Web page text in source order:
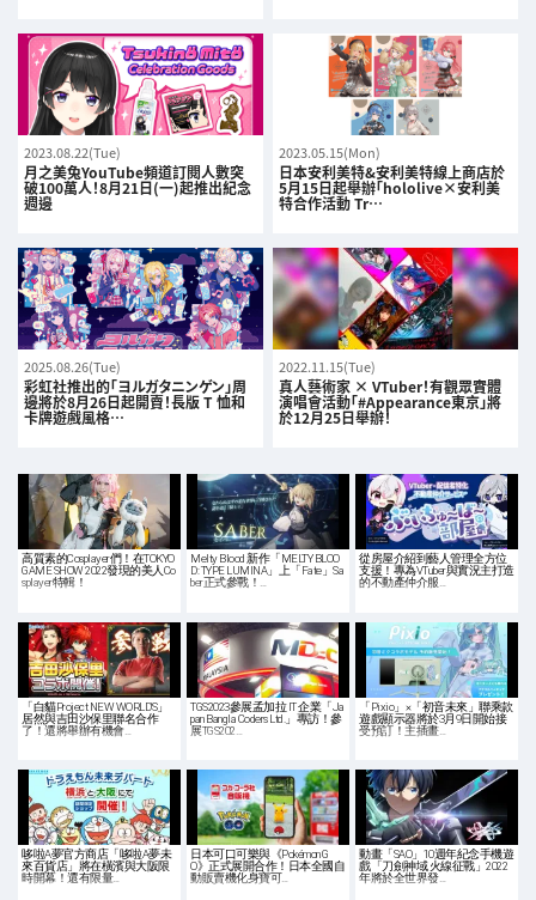
2023.08.22(Tue)
月之美兔YouTube頻道訂閱人數突
破100萬人！8月21日(一)起推出紀念
週邊
2023.05.15(Mon)
日本安利美特&安利美特線上商店於
5月15日起舉辦「hololive×安利美
特合作活動 Tr…
2025.08.26(Tue)
彩虹社推出的「ヨルガタニンゲン」周
邊將於8月26日起開賣！長版 T 恤和
卡牌遊戲風格…
2022.11.15(Tue)
真人藝術家 × VTuber！有觀眾實體
演唱會活動「#Appearance東京」將
於12月25日舉辦！
高質素的Cosplayer們！在TOKYO
GAME SHOW 2022發現的美人Co
splayer特輯！
Melty Blood 新作「MELTY BLOO
D: TYPE LUMINA」上「Fate」Sa
ber正式參戰！…
從房屋介紹到藝人管理全方位
支援！專為VTuber與實況主打造
的不動產仲介服…
「白貓Project NEW WORLD'S」
居然與吉田沙保里聯名合作
了！還將舉辦有機會…
TGS2023參展孟加拉 IT 企業「Ja
pan Bangla Coders Ltd.」專訪！參
展TGS202…
「Pixio」×「初音未來」聯乘款
遊戲顯示器將於3月9日開始接
受預訂！主插畫…
哆啦A夢官方商店「哆啦A夢未
來百貨店」將在橫濱與大阪限
時開幕！還有限量…
日本可口可樂與《Pokémon G
O》正式展開合作！日本全國自
動販賣機化身寶可…
動畫「SAO」10週年紀念手機遊
戲「刀劍神域 火線征戰」2022
年將於全世界發…